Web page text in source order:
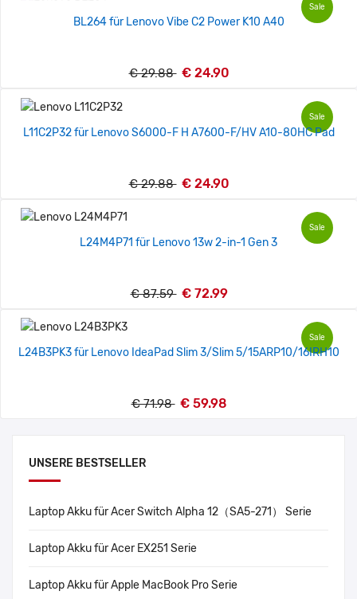
UNSERE BESTSELLER
Laptop Akku für Acer Switch Alpha 12（SA5-271） Serie
Laptop Akku für Acer EX251 Serie
Laptop Akku für Apple MacBook Pro Serie
Sale
BL264 für Lenovo Vibe C2 Power K10 A40
€ 29.88 € 24.90
Sale
L11C2P32 für Lenovo S6000-F H A7600-F/HV A10-80HC Pad
€ 29.88 € 24.90
Sale
L24M4P71 für Lenovo 13w 2-in-1 Gen 3
€ 87.59 € 72.99
Sale
L24B3PK3 für Lenovo IdeaPad Slim 3/Slim 5/15ARP10/16IRH10
€ 71.98 € 59.98